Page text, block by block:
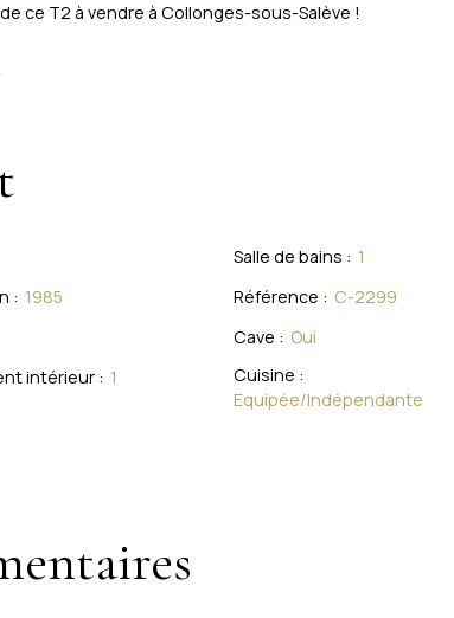
ce T2 à vendre à Collonges-sous-Salève !
Salle de bains : 1
: 1985 Référence : C-2299
Cave : Oui
intérieur: 1 Cuisine :
Equipée/Indépendante